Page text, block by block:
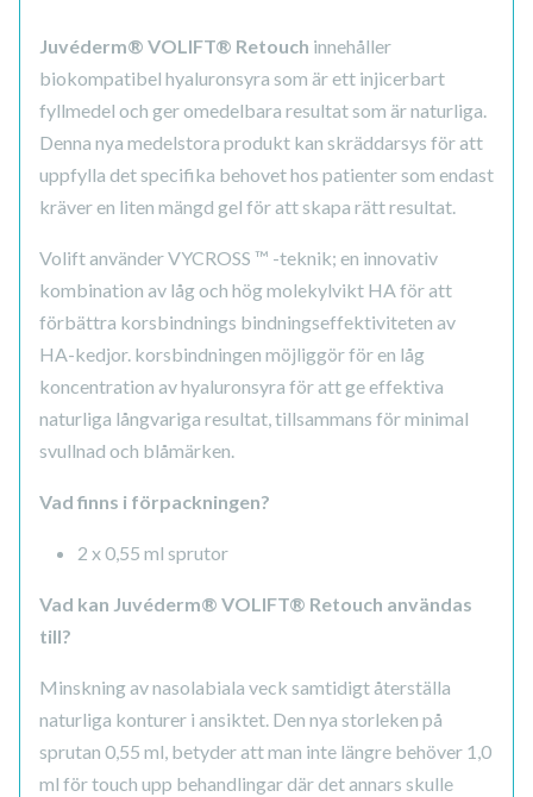
Juvéderm® VOLIFT® Retouch innehåller
biokompatibel hyaluronsyra som är ett injicerbart
fyllmedel och ger omedelbara resultat som är naturliga.
Denna nya medelstora produkt kan skräddarsys för att
uppfylla det specifika behovet hos patienter som endast
kräver en liten mängd gel för att skapa rätt resultat.
Volift använder VYCROSS ™ -teknik; en innovativ
kombination av låg och hög molekylvikt HA för att
förbättra korsbindnings bindningseffektiviteten av
HA-kedjor. korsbindningen möjliggör för en låg
koncentration av hyaluronsyra för att ge effektiva
naturliga långvariga resultat, tillsammans för minimal
svullnad och blåmärken.
Vad finns i förpackningen?
2 x 0,55 ml sprutor
Vad kan Juvéderm® VOLIFT® Retouch användas
till?
Minskning av nasolabiala veck samtidigt återställa
naturliga konturer i ansiktet. Den nya storleken på
sprutan 0,55 ml, betyder att man inte längre behöver 1,0
ml för touch upp behandlingar där det annars skulle